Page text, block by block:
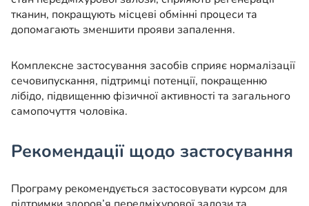
тканин, покращують місцеві обмінні процеси та
допомагають зменшити прояви запалення.
Комплексне застосування засобів сприяє нормалізації
сечовипускання, підтримці потенції, покращенню
лібідо, підвищенню фізичної активності та загального
самопочуття чоловіка.
Рекомендації щодо застосування
Програму рекомендується застосовувати курсом для